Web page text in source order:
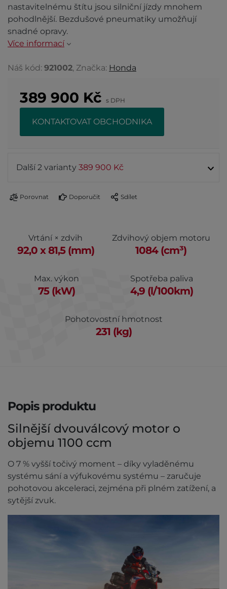
nastavitelnému štítu jsou silniční jízdy mnohem
pohodlnější. Bezdušové pneumatiky umožňují
snadné opravy.
Více informací
Náš kód: 921002, Značka: Honda
389 900 Kč s DPH
KONTAKTOVAT OBCHODNIKA
Další 2 varianty 389 900 Kč
Porovnat Doporučit Sdílet
Vrtání × zdvih
92,0 x 81,5 (mm)
Zdvihový objem motoru
1084 (cm³)
Max. výkon
75 (kW)
Spotřeba paliva
4,9 (l/100km)
Pohotovostní hmotnost
231 (kg)
Popis produktu
Silnější dvouválcový motor o
objemu 1100 ccm
O 7 % vyšší točivý moment – díky vyladěnému
systému sání a výfukovému systému – zaručuje
pohotovou akceleraci, zejména při plném zatížení, a
sytější zvuk.